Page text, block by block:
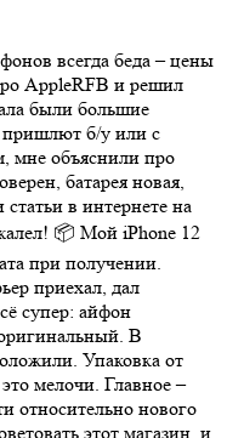
всегда беда – цены
AppleRFB и решил
были большие
пришлют б/у или с
мне объяснили про
батарея новая,
в интернете на
📦 Мой iPhone 12
при получении.
приехал, дал
супер: айфон
В
Упаковка от
мелочи. Главное –
относительно нового
этот магазин, и